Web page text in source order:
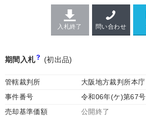
入札終了 問い合わせ
期間入札 (初出品)
管轄裁判所
大阪地方裁判所本庁
事件番号
令和06年(ケ)第67号
売却基準価額
公開終了